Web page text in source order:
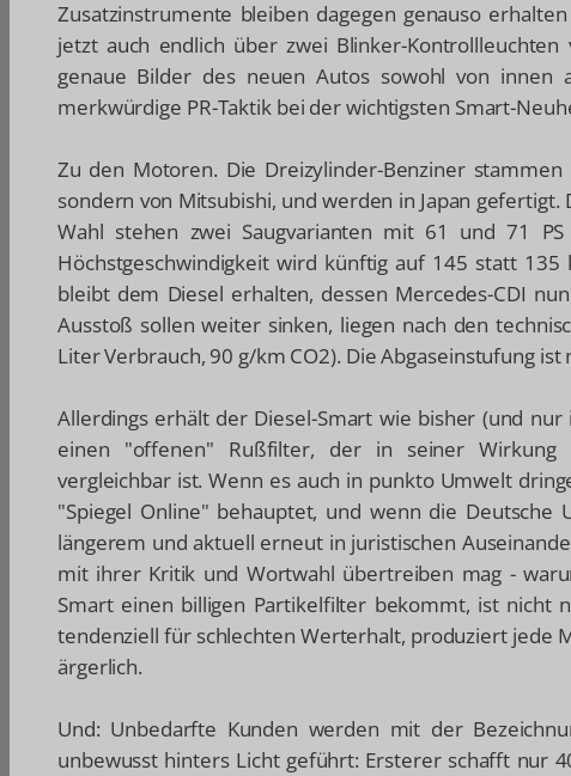
Zusatzinstrumente bleiben dagegen genauso
jetzt auch endlich über zwei Blinker-
genaue Bilder des neuen Autos sowohl von innen
merkwürdige PR-Taktik bei der wichtigsten Smart-
Zu den Motoren. Die Dreizylinder-Benziner
sondern von Mitsubishi, und werden in Japan
Wahl stehen zwei Saugvarianten mit 61 und 71
Höchstgeschwindigkeit wird künftig auf 145 statt
bleibt dem Diesel erhalten, dessen Mercedes-CDI
Ausstoß sollen weiter sinken, liegen nach den
Liter Verbrauch, 90 g/km CO2). Die Abgaseinstufung ist
Allerdings erhält der Diesel-Smart wie bisher (und
einen "offenen" Rußfilter, der in seiner Wirkung
vergleichbar ist. Wenn es auch in punkto Umwelt
"Spiegel Online" behauptet, und wenn die
längerem und aktuell erneut in juristischen
mit ihrer Kritik und Wortwahl übertreiben mag -
Smart einen billigen Partikelfilter bekommt, ist nicht
tendenziell für schlechten Werterhalt, produziert jede
ärgerlich.
Und: Unbedarfte Kunden werden mit der
unbewusst hinters Licht geführt: Ersterer schafft nur